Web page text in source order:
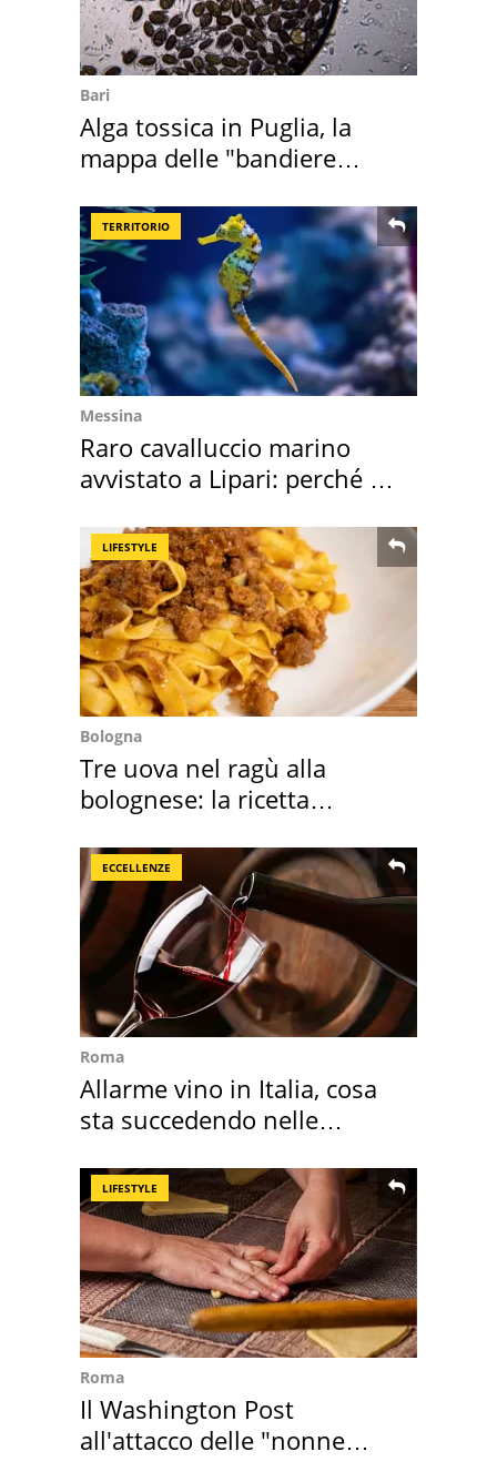
Bari
Alga tossica in Puglia, la
mappa delle "bandiere
TERRITORIO
Messina
Raro cavalluccio marino
avvistato a Lipari: perché è
LIFESTYLE
Bologna
Tre uova nel ragù alla
bolognese: la ricetta
ECCELLENZE
Roma
Allarme vino in Italia, cosa
sta succedendo nelle
LIFESTYLE
Roma
Il Washington Post
all'attacco delle "nonne